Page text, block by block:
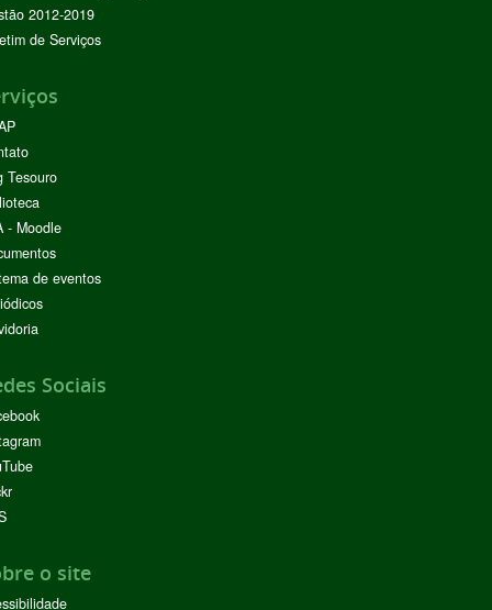
2012-2019
de Serviços
Tesouro
- Moodle
de eventos
Sociais
o site